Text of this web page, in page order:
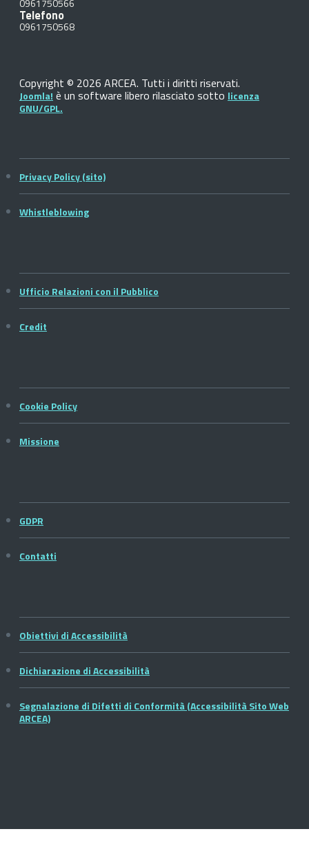
0961750566
Telefono
0961750568
Copyright © 2026 ARCEA. Tutti i diritti riservati.
Joomla! è un software libero rilasciato sotto licenza
GNU/GPL.
Privacy Policy (sito)
Whistleblowing
Ufficio Relazioni con il Pubblico
Credit
Cookie Policy
Missione
GDPR
Contatti
Obiettivi di Accessibilità
Dichiarazione di Accessibilità
Segnalazione di Difetti di Conformità (Accessibilità Sito Web
ARCEA)